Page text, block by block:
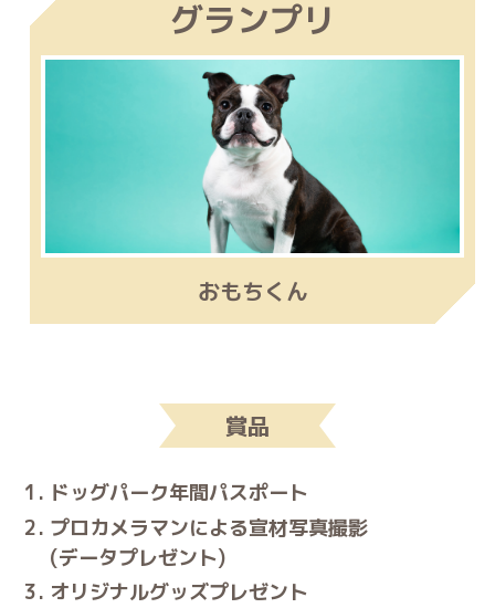
グランプリ
おもちくん
賞品
ドッグパーク年間パスポート
プロカメラマンによる宣材写真撮影
(データプレゼント)
オリジナルグッズプレゼント